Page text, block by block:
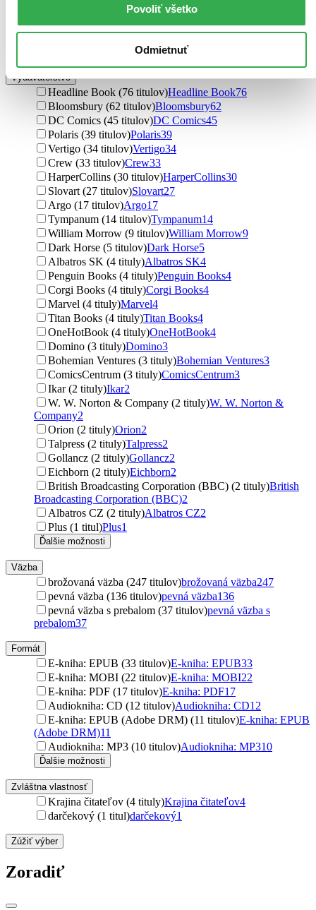
Povoliť všetko
Odmietnuť
Toby Litt1
Shawn McManus (1 titul)Shawn McManus1
Brian Azzarello (1 titul)Brian Azzarello1
Vydavateľstvo
Headline Book (76 titulov)Headline Book76
Bloomsbury (62 titulov)Bloomsbury62
DC Comics (45 titulov)DC Comics45
Polaris (39 titulov)Polaris39
Vertigo (34 titulov)Vertigo34
Crew (33 titulov)Crew33
HarperCollins (30 titulov)HarperCollins30
Slovart (27 titulov)Slovart27
Argo (17 titulov)Argo17
Tympanum (14 titulov)Tympanum14
William Morrow (9 titulov)William Morrow9
Dark Horse (5 titulov)Dark Horse5
Albatros SK (4 tituly)Albatros SK4
Penguin Books (4 tituly)Penguin Books4
Corgi Books (4 tituly)Corgi Books4
Marvel (4 tituly)Marvel4
Titan Books (4 tituly)Titan Books4
OneHotBook (4 tituly)OneHotBook4
Domino (3 tituly)Domino3
Bohemian Ventures (3 tituly)Bohemian Ventures3
ComicsCentrum (3 tituly)ComicsCentrum3
Ikar (2 tituly)Ikar2
W. W. Norton & Company (2 tituly)W. W. Norton &
Company2
Orion (2 tituly)Orion2
Talpress (2 tituly)Talpress2
Gollancz (2 tituly)Gollancz2
Eichborn (2 tituly)Eichborn2
British Broadcasting Corporation (BBC) (2 tituly)British
Broadcasting Corporation (BBC)2
Albatros CZ (2 tituly)Albatros CZ2
Plus (1 titul)Plus1
Ďalšie možnosti
Väzba
brožovaná väzba (247 titulov)brožovaná väzba247
pevná väzba (136 titulov)pevná väzba136
pevná väzba s prebalom (37 titulov)pevná väzba s
prebalom37
Formát
E-kniha: EPUB (33 titulov)E-kniha: EPUB33
E-kniha: MOBI (22 titulov)E-kniha: MOBI22
E-kniha: PDF (17 titulov)E-kniha: PDF17
Audiokniha: CD (12 titulov)Audiokniha: CD12
E-kniha: EPUB (Adobe DRM) (11 titulov)E-kniha: EPUB
(Adobe DRM)11
Audiokniha: MP3 (10 titulov)Audiokniha: MP310
Ďalšie možnosti
Zvláštna vlastnosť
Krajina čitateľov (4 tituly)Krajina čitateľov4
darčekový (1 titul)darčekový1
Zúžiť výber
Zoradiť